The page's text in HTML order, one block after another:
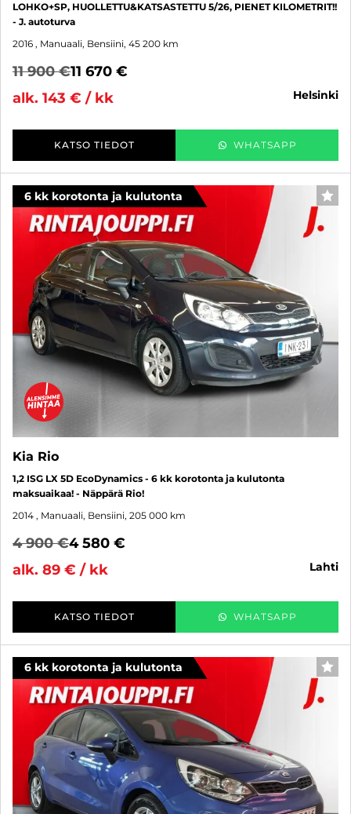
LOHKO+SP, HUOLLETTU&KATSASTETTU 5/26, PIENET KILOMETRIT!!
- J. autoturva
2016 , Manuaali, Bensiini, 45 200 km
11 900 €11 670 €
alk. 143 € / kk
helsinki
KATSO TIEDOT WHATSAPP
6 kk korotonta ja kulutonta
Kia Rio
1,2 ISG LX 5D EcoDynamics - 6 kk korotonta ja kulutonta
maksuaikaa! - Näppärä Rio!
2014 , Manuaali, Bensiini, 205 000 km
4 900 €4 580 €
alk. 89 € / kk
lahti
KATSO TIEDOT WHATSAPP
6 kk korotonta ja kulutonta